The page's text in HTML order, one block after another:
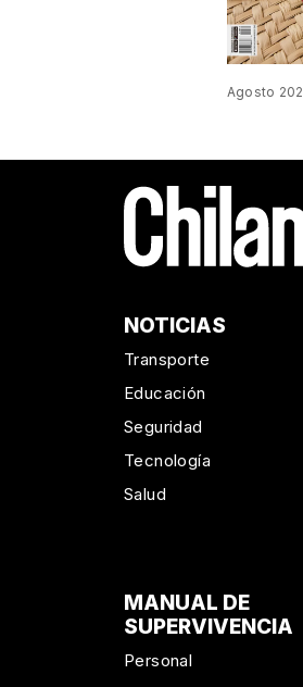
Agosto
NOTICIAS
Transporte
Educación
Seguridad
Tecnología
Salud
MANUAL DE
SUPERVIVENCIA
Personal